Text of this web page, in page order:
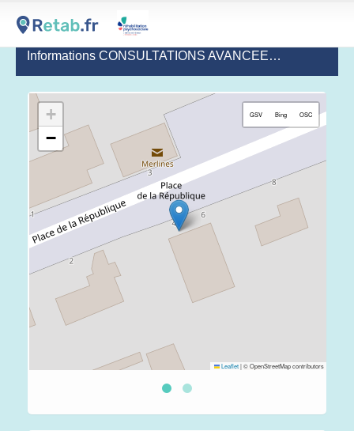
Informations CONSULTATIONS AVANCEES EN ADDICTOLOGIE - MERLINES
+
−
GSV Bing OSC
Leaflet|© OpenStreetMap contributors